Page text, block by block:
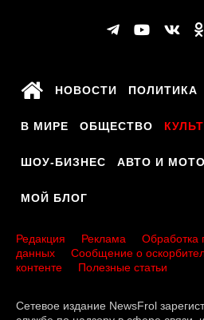
НОВОСТИ ПОЛИТИКА
В МИРЕ ОБЩЕСТВО
ШОУ-БИЗНЕС АВТО И МОТО
МОЙ БЛОГ
Редакция Реклама
Обработка
данных
Сообщение о
контенте
Полезные статьи
Сетевое издание NewsFrol